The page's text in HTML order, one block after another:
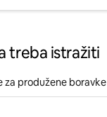
treba istražiti
za produžene boravke